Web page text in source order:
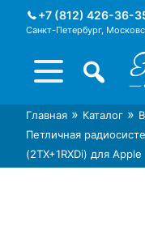
+7 (812) 426-36-
Санкт-Петербург,
Главная » Каталог »
Петличная
(2TX+1RXDi) для Apple